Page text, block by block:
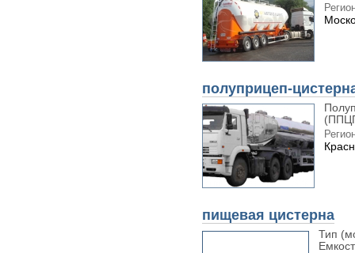
полуприцеп-
пищевая цистерна
Тип